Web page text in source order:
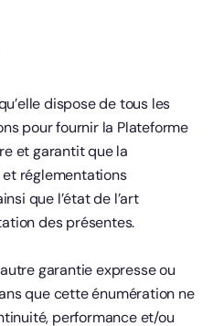
dispose de tous les
pour fournir la Plateforme
et garantit que la
réglementations
que l’état de l’art
des présentes.
garantie expresse ou
que cette énumération ne
performance et/ou